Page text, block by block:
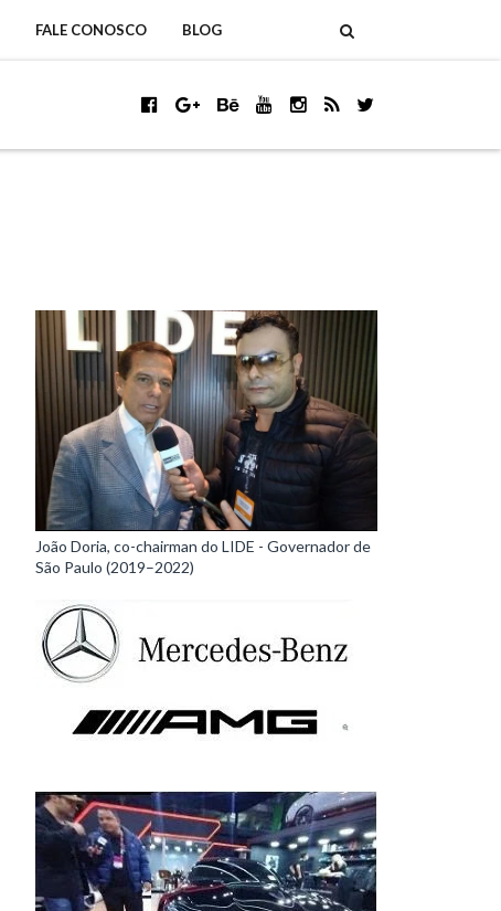
FALE CONOSCO BLOG
João Doria, co-chairman do LIDE - Governador de
São Paulo (2019–2022)